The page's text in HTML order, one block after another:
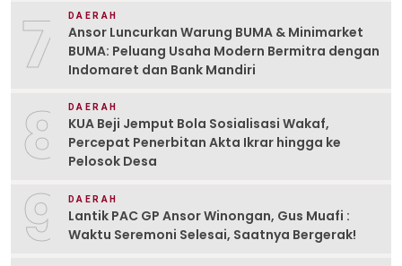
7 DAERAH
Ansor Luncurkan Warung BUMA & Minimarket
BUMA: Peluang Usaha Modern Bermitra dengan
Indomaret dan Bank Mandiri
8 DAERAH
KUA Beji Jemput Bola Sosialisasi Wakaf,
Percepat Penerbitan Akta Ikrar hingga ke
Pelosok Desa
9 DAERAH
Lantik PAC GP Ansor Winongan, Gus Muafi :
Waktu Seremoni Selesai, Saatnya Bergerak!